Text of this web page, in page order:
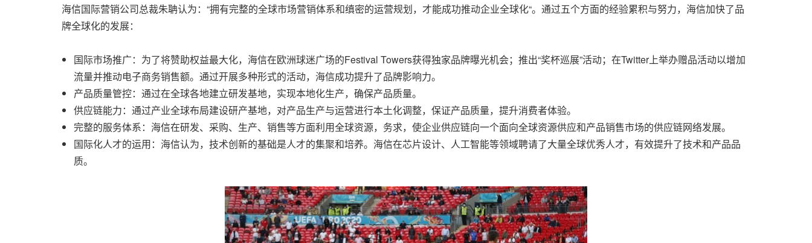
海信国际营销公司总裁朱聃认为：“拥有完整的全球市场营销体系和缜密的运营规划，才能成功推动企业全球化“。通过五个方面的经验累积与努力，海信加快了品
牌全球化的发展：
国际市场推广：为了将赞助权益最大化，海信在欧洲球迷广场的Festival Towers获得独家品牌曝光机会；推出“奖杯巡展”活动；在Twitter上举办赠品活动以增加
流量并推动电子商务销售额。通过开展多种形式的活动，海信成功提升了品牌影响力。
产品质量管控：通过在全球各地建立研发基地，实现本地化生产，确保产品质量。
供应链能力：通过产业全球布局建设研产基地，对产品生产与运营进行本土化调整，保证产品质量，提升消费者体验。
完整的服务体系：海信在研发、采购、生产、销售等方面利用全球资源，务求，使企业供应链向一个面向全球资源供应和产品销售市场的供应链网络发展。
国际化人才的运用：海信认为，技术创新的基础是人才的集聚和培养。海信在芯片设计、人工智能等领域聘请了大量全球优秀人才，有效提升了技术和产品品
质。